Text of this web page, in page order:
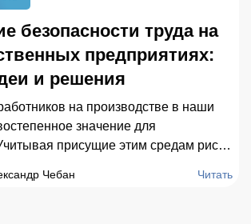
безопасности труда на
предприятиях:
и решения
на производстве в наши
значение для
присущие этим средам риски
для защиты своих
Чебан Читать